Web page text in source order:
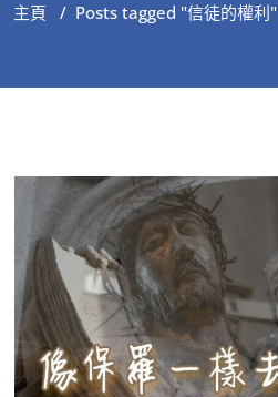
主頁 / Posts tagged "信徒的權利"